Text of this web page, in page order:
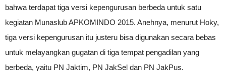
bahwa terdapat tiga versi kepengurusan berbeda untuk satu
kegiatan Munaslub APKOMINDO 2015. Anehnya, menurut Hoky,
tiga versi kepengurusan itu justeru bisa digunakan secara bebas
untuk melayangkan gugatan di tiga tempat pengadilan yang
berbeda, yaitu PN Jaktim, PN JakSel dan PN JakPus.